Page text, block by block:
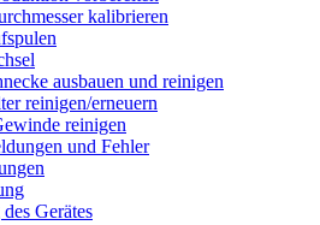
kalibrieren
ausbauen und reinigen
reinigen/erneuern
reinigen
und Fehler
Gerätes